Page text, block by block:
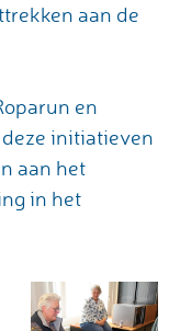
aan de
en
initiatieven
aan het
in het